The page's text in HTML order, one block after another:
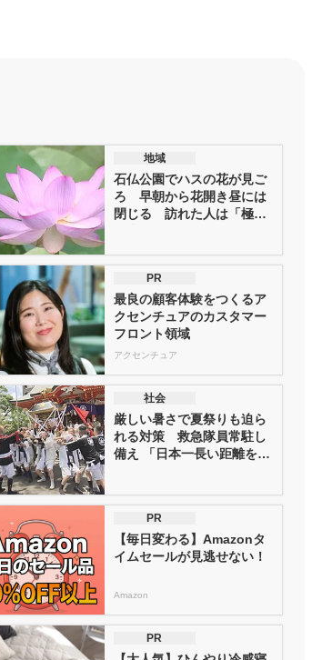
地域
石仏公園でハスの花が見ご
ろ 早朝から花開き昼には
閉じる 訪れた人は「極楽
PR
最良の顧客体験をつくるア
クセンチュアのカスタマー
フロント領域
アクセンチュア
社会
厳しい暑さで夏祭りも迫ら
れる対策 救急隊員常駐し
備え 「日本一長い距離を歩
PR
【毎日変わる】Amazonタ
イムセールが見逃せない！
Amazon
PR